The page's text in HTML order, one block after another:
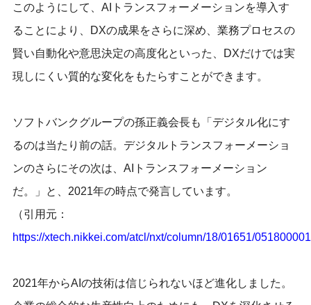
このようにして、AIトランスフォーメーションを導入す
ることにより、DXの成果をさらに深め、業務プロセスの
賢い自動化や意思決定の高度化といった、DXだけでは実
現しにくい質的な変化をもたらすことができます。
ソフトバンクグループの孫正義会長も「デジタル化にす
るのは当たり前の話。デジタルトランスフォーメーショ
ンのさらにその次は、AIトランスフォーメーション
だ。」と、2021年の時点で発言しています。
（引用元：
https://xtech.nikkei.com/atcl/nxt/column/18/01651/
2021年からAIの技術は信じられないほど進化しました。